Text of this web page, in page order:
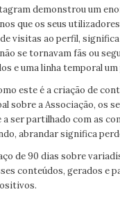
demonstrou um
que os seus
visitas ao perfil,
se tornavam fãs ou
e uma linha temporal
este é a criação de
sobre a Associação, os
ser partilhado com as
abrandar significa
de 90 dias sobre
conteúdos, gerados e